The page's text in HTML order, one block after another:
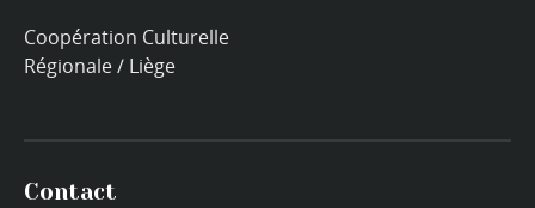
Coopération Culturelle
Régionale / Liège
Contact